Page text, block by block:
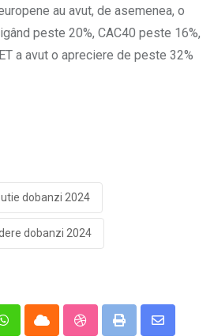
au avut, de asemenea, o
peste 20%, CAC40 peste 16%,
a avut o apreciere de peste 32%
dobanzi 2024
dobanzi 2024
WhatsappCloud StumbleUpon
Print
Share